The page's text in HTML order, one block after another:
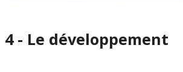
4 - Le développement